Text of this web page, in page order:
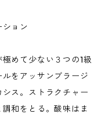
ョン
めて少ない３つの1級
をアッサンブラージ
ス。ストラクチャー
和をとる。酸味はま